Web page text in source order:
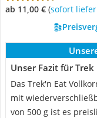
ab 11,00 € ( Sofort
Unser Fazit für
Das Trek'n Eat
mit
von 500 g ist es